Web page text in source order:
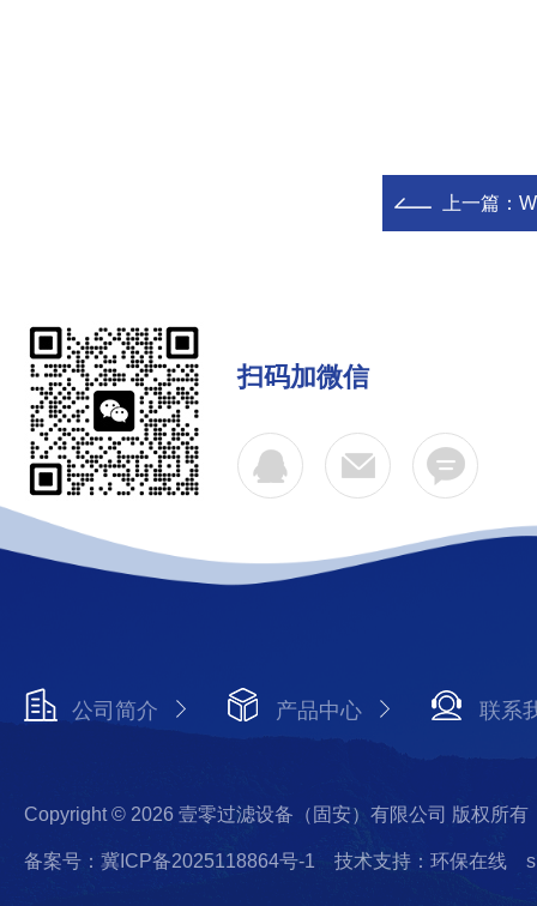
上一篇：
扫码加微信
公司简介 产品中心 联系
Copyright © 2026 壹零过滤设备（固安）有限公司 版权所有
备案号：冀ICP备2025118864号-1 技术支持：环保在线